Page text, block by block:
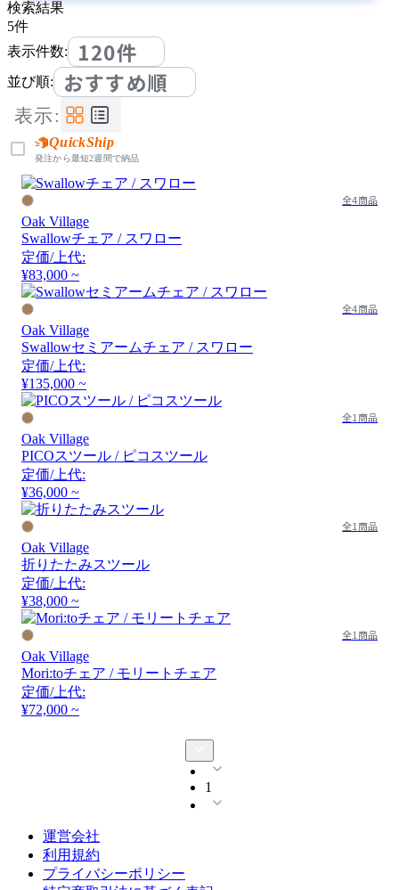
検索結果
5件
表示件数:
120件
並び順: おすすめ順
表示:
QuickShip
発注から最短2週間で納品
全4商品
Oak Village
Swallowチェア / スワロー
定価/上代:
¥83,000 ~
全4商品
Oak Village
Swallowセミアームチェア / スワロー
定価/上代:
¥135,000 ~
全1商品
Oak Village
PICOスツール / ピコスツール
定価/上代:
¥36,000 ~
全1商品
Oak Village
折りたたみスツール
定価/上代:
¥38,000 ~
全1商品
Oak Village
Mori:toチェア / モリートチェア
定価/上代:
¥72,000 ~
1
運営会社
利用規約
プライバシーポリシー